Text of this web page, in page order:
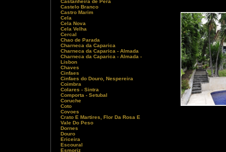
Castanheira de Pera
Castelo Branco
Castro Marim
Cela
Cela Nova
Cela Velha
Cercal
Chao de Parada
Charneca da Caparica
Charneca da Caparica - Almada
Charneca da Caparica - Almada -
Lisbon
Chaves
Cinfaes
Cinfaes do Douro, Nespereira
Coimbra
Colares - Sintra
Comporta - Setubal
Coruche
Coto
Covoes
Crato E Martires, Flor Da Rosa E
Vale Do Peso
Dornes
Douro
Ericeira
Escoural
Esmoriz